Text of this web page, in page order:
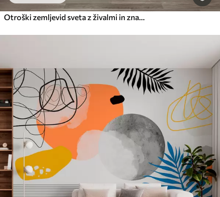
Otroški zemljevid sveta z živalmi in znamenitostmi